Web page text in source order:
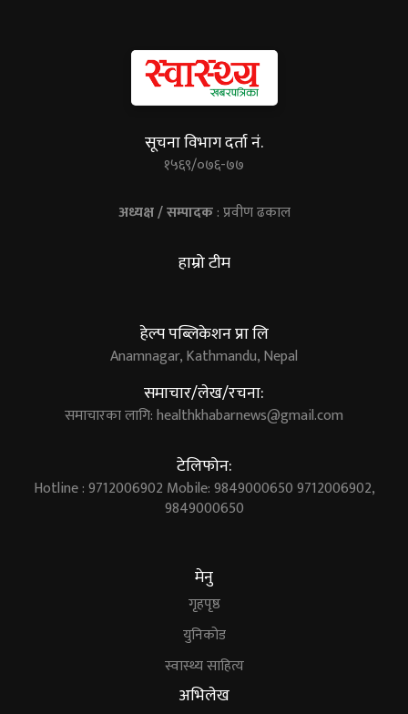
सूचना विभाग दर्ता नं.
१५६९/०७६-७७
अध्यक्ष / सम्पादक: प्रवीण ढकाल
हाम्रो टीम
हेल्प पब्लिकेशन प्रा लि
Anamnagar, Kathmandu, Nepal
समाचार/लेख/रचना:
समाचारका लागि:healthkhabarnews@gmail.com
टेलिफोन:
Hotline : 9712006902 Mobile: 9849000650 9712006902,
9849000650
मेनु
गृहपृष्ठ
युनिकोड
स्वास्थ्य साहित्य
अभिलेख